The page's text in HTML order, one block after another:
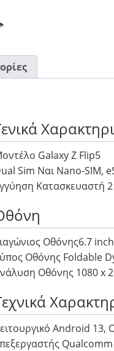
Galaxy Z Flip5
Sim Ναι Nano-SIM,
Κατασκευαστή
Οθόνης6.7
Οθόνης Foldable
Οθόνης 1080 x
Android 13,